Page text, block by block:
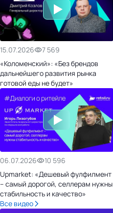
15.07.2026
7 569
«Коломенский»: «Без брендов
дальнейшего развития рынка
готовой еды не будет»
06.07.2026
10 596
Upmarket: «Дешевый фулфилмент
– самый дорогой, селлерам нужны
стабильность и качество»
Все видео